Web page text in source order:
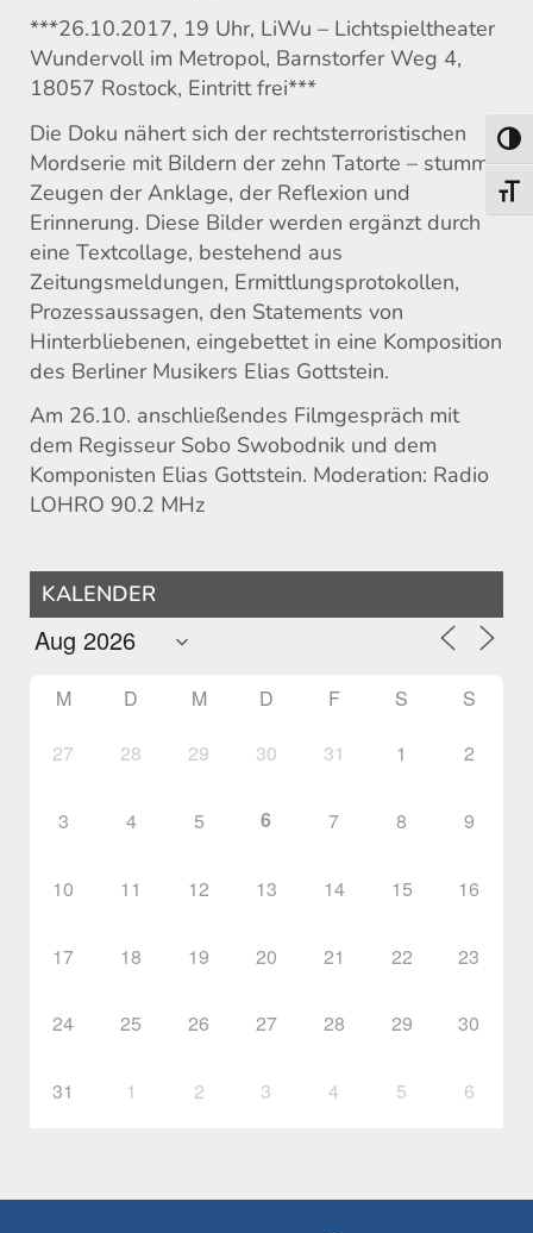
***26.10.2017, 19 Uhr, LiWu – Lichtspieltheater
Wundervoll im Metropol, Barnstorfer Weg 4,
18057 Rostock, Eintritt frei***
Die Doku nähert sich der rechtsterroristischen
Mordserie mit Bildern der zehn Tatorte – stumme
Zeugen der Anklage, der Reflexion und
Erinnerung. Diese Bilder werden ergänzt durch
eine Textcollage, bestehend aus
Zeitungsmeldungen, Ermittlungsprotokollen,
Prozessaussagen, den Statements von
Hinterbliebenen, eingebettet in eine Komposition
des Berliner Musikers Elias Gottstein.
Am 26.10. anschließendes Filmgespräch mit
dem Regisseur Sobo Swobodnik und dem
Komponisten Elias Gottstein. Moderation: Radio
LOHRO 90.2 MHz
KALENDER
M D M D F S S
27 28 29 30 31 1 2
3 4 5 6 7 8 9
10 11 12 13 14 15 16
17 18 19 20 21 22 23
24 25 26 27 28 29 30
31 1 2 3 4 5 6